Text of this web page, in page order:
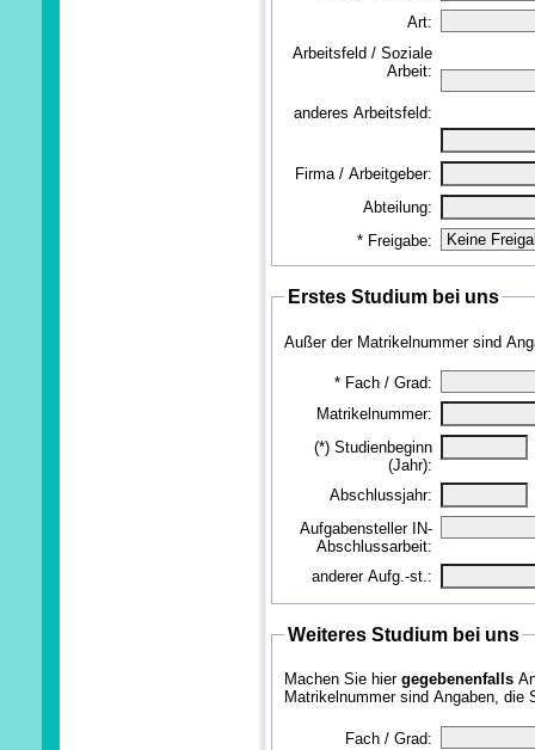
Art:
Arbeitsfeld / Soziale
Arbeit:
anderes Arbeitsfeld:
Firma / Arbeitgeber:
Abteilung:
*Freigabe:
Erstes Studium bei uns
Außer der Matrikelnummer sind
*Fach / Grad:
Matrikelnummer:
(*) Studienbeginn
(Jahr):
Abschlussjahr:
Aufgabensteller IN-
Abschlussarbeit:
anderer Aufg.-st.:
Weiteres Studium bei uns
Machen Sie hier gegebenenfalls
Matrikelnummer sind Angaben, die
Fach / Grad: